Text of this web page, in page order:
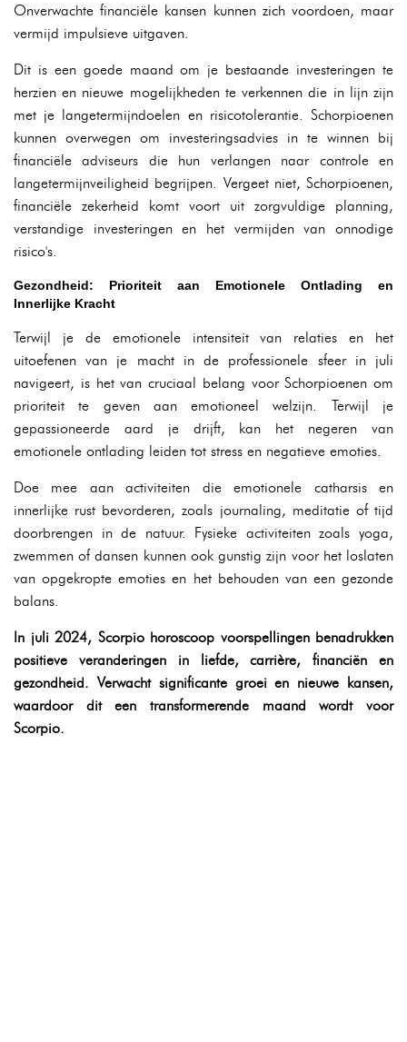
Onverwachte financiële kansen kunnen zich voordoen, maar
vermijd impulsieve uitgaven.
Dit is een goede maand om je bestaande investeringen te
herzien en nieuwe mogelijkheden te verkennen die in lijn zijn
met je langetermijndoelen en risicotolerantie. Schorpioenen
kunnen overwegen om investeringsadvies in te winnen bij
financiële adviseurs die hun verlangen naar controle en
langetermijnveiligheid begrijpen. Vergeet niet, Schorpioenen,
financiële zekerheid komt voort uit zorgvuldige planning,
verstandige investeringen en het vermijden van onnodige
risico's.
Gezondheid: Prioriteit aan Emotionele Ontlading en
Innerlijke Kracht
Terwijl je de emotionele intensiteit van relaties en het
uitoefenen van je macht in de professionele sfeer in juli
navigeert, is het van cruciaal belang voor Schorpioenen om
prioriteit te geven aan emotioneel welzijn. Terwijl je
gepassioneerde aard je drijft, kan het negeren van
emotionele ontlading leiden tot stress en negatieve emoties.
Doe mee aan activiteiten die emotionele catharsis en
innerlijke rust bevorderen, zoals journaling, meditatie of tijd
doorbrengen in de natuur. Fysieke activiteiten zoals yoga,
zwemmen of dansen kunnen ook gunstig zijn voor het loslaten
van opgekropte emoties en het behouden van een gezonde
balans.
In juli 2024, Scorpio horoscoop voorspellingen benadrukken
positieve veranderingen in liefde, carrière, financiën en
gezondheid. Verwacht significante groei en nieuwe kansen,
waardoor dit een transformerende maand wordt voor
Scorpio.